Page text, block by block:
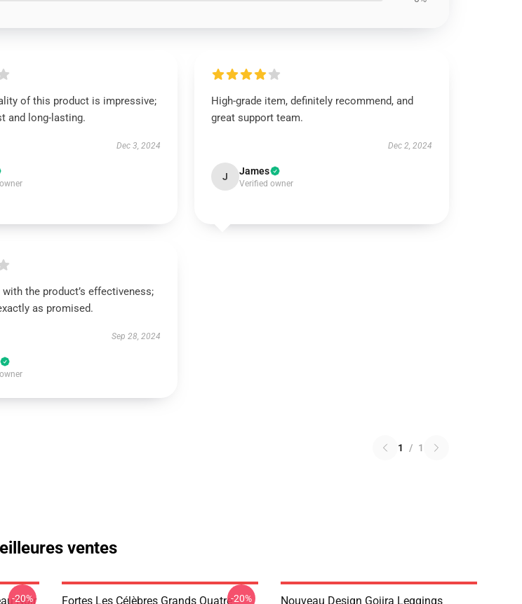
of this product is impressive;
and long-lasting.
Dec 3, 2024
High-grade item, definitely recommend, and
great support team.
Dec 2, 2024
J James
Verified owner
with the product’s effectiveness;
as promised.
Sep 28, 2024
1 / 1
ventes
Noir
-20%
Fortes Les Célèbres Grands Quatre-20%
Nouveau Design Gojira Leggings